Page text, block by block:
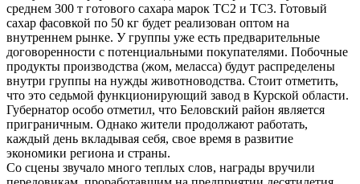
среднем 300 т готового сахара марок ТС2 и ТС3. Готовый
сахар фасовкой по 50 кг будет реализован оптом на
внутреннем рынке. У группы уже есть предварительные
договоренности с потенциальными покупателями. Побочные
продукты производства (жом, меласса) будут распределены
внутри группы на нужды животноводства. Стоит отметить,
что это седьмой функционирующий завод в Курской области.
Губернатор особо отметил, что Беловский район является
приграничным. Однако жители продолжают работать,
каждый день вкладывая себя, свое время в развитие
экономики региона и страны.
Со сцены звучало много теплых слов, награды вручили